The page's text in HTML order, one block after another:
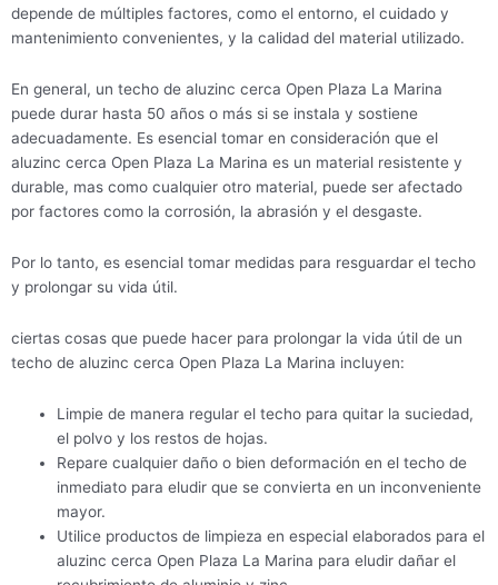
depende de múltiples factores, como el entorno, el cuidado y
mantenimiento convenientes, y la calidad del material utilizado.
En general, un techo de aluzinc cerca Open Plaza La Marina
puede durar hasta 50 años o más si se instala y sostiene
adecuadamente. Es esencial tomar en consideración que el
aluzinc cerca Open Plaza La Marina es un material resistente y
durable, mas como cualquier otro material, puede ser afectado
por factores como la corrosión, la abrasión y el desgaste.
Por lo tanto, es esencial tomar medidas para resguardar el techo
y prolongar su vida útil.
ciertas cosas que puede hacer para prolongar la vida útil de un
techo de aluzinc cerca Open Plaza La Marina incluyen:
Limpie de manera regular el techo para quitar la suciedad,
el polvo y los restos de hojas.
Repare cualquier daño o bien deformación en el techo de
inmediato para eludir que se convierta en un inconveniente
mayor.
Utilice productos de limpieza en especial elaborados para el
aluzinc cerca Open Plaza La Marina para eludir dañar el